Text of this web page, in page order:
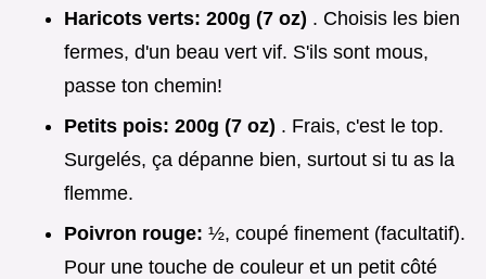
Haricots verts: 200g (7 oz) . Choisis les bien
fermes, d'un beau vert vif. S'ils sont mous,
passe ton chemin!
Petits pois: 200g (7 oz) . Frais, c'est le top.
Surgelés, ça dépanne bien, surtout si tu as la
flemme.
Poivron rouge: ½, coupé finement (facultatif).
Pour une touche de couleur et un petit côté